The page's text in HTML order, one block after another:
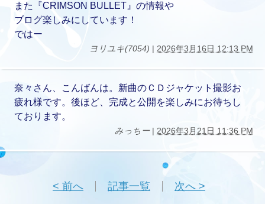
また『CRIMSON BULLET』の情報や
ブログ楽しみにしています！
ではー
ヨリユキ(7054) | 2026年3月16日 12:13 PM
奈々さん、こんばんは。新曲のＣＤジャケット撮影お
疲れ様です。後ほど、完成と公開を楽しみにお待ちし
ております。
みっちー| 2026年3月21日 11:36 PM
< 前へ 記事一覧 次へ >